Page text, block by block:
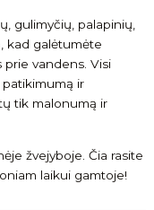
gulimyčių, palapinių,
kad galėtumėte
prie vandens. Visi
ir
tik malonumą ir
žvejyboje. Čia rasite
laikui gamtoje!